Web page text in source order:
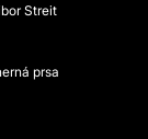
Streit
prsa